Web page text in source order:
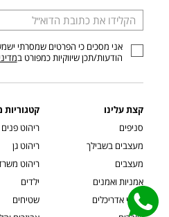
הכניסו
כתובת
דוא”לאני מסכים כי הפרטים שמסרתי
הודעות/תכן שיווקיות כמפורט ב
קצת עלינו
סניפים
מעצבים בשבילך
מעצבים
אמניות ואמנים
קשרי אדריכלים
קטגוריות
ריהוט פנים
ריהוט גן
ריהוט
ילדים
שטיחים